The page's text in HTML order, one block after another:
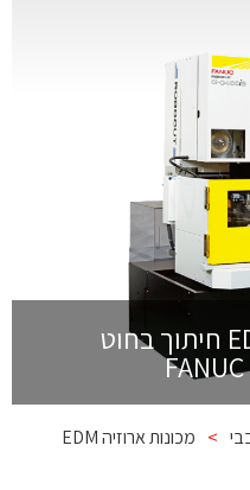
מכונות ארוזיה EDM חיתוך בחוט
> מכונות ארוזיה EDM